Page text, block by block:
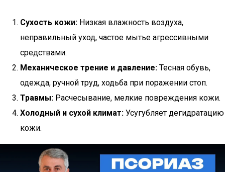
Сухость кожи: Низкая влажность воздуха,
неправильный уход, частое мытье агрессивными
средствами.
Механическое трение и давление: Тесная обувь,
одежда, ручной труд, ходьба при поражении стоп.
Травмы: Расчесывание, мелкие повреждения кожи.
Холодный и сухой климат: Усугубляет дегидратацию
кожи.